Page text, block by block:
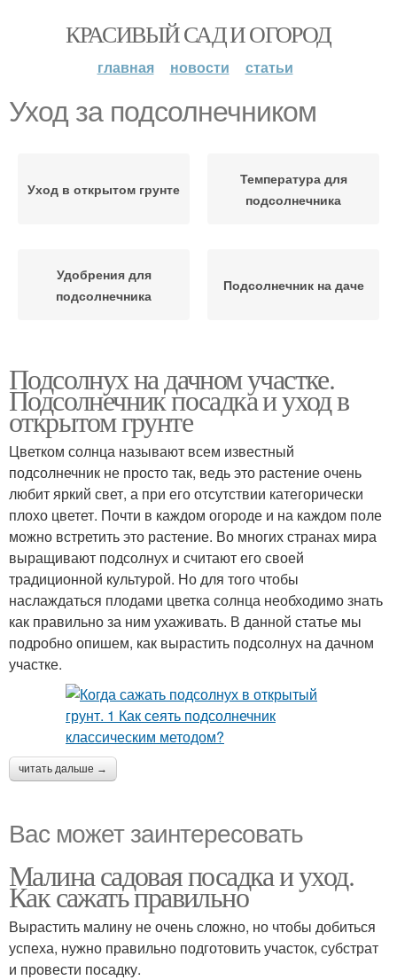
КРАСИВЫЙ САД И ОГОРОД
главная новости статьи
Уход за подсолнечником
Уход в открытом грунте
Температура для
подсолнечника
Удобрения для
подсолнечника
Подсолнечник на даче
Подсолнух на дачном участке.
Подсолнечник посадка и уход в
открытом грунте
Цветком солнца называют всем известный
подсолнечник не просто так, ведь это растение очень
любит яркий свет, а при его отсутствии категорически
плохо цветет. Почти в каждом огороде и на каждом поле
можно встретить это растение. Во многих странах мира
выращивают подсолнух и считают его своей
традиционной культурой. Но для того чтобы
наслаждаться плодами цветка солнца необходимо знать
как правильно за ним ухаживать. В данной статье мы
подробно опишем, как вырастить подсолнух на дачном
участке.
читать дальше →
Вас может заинтересовать
Малина садовая посадка и уход.
Как сажать правильно
Вырастить малину не очень сложно, но чтобы добиться
успеха, нужно правильно подготовить участок, субстрат
и провести посадку.